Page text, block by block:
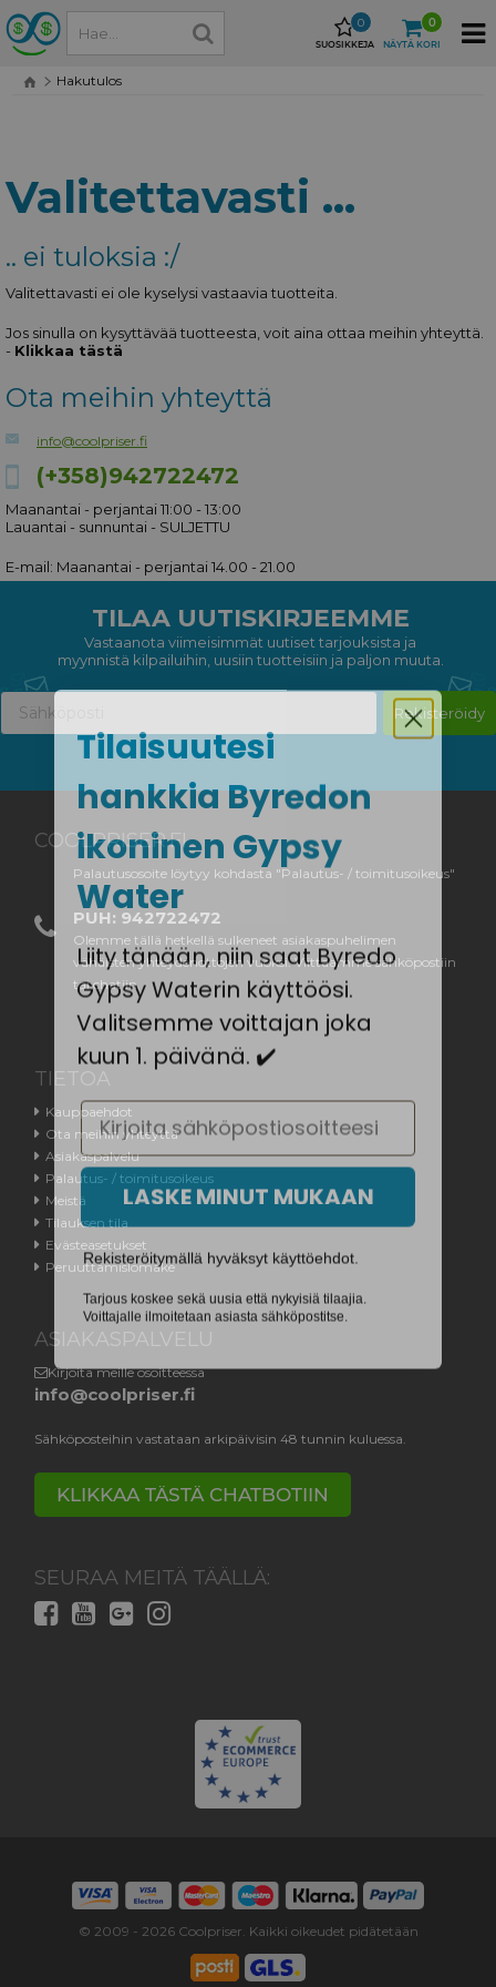
SUOSIKKEJA
0
NÄYTÄ KORI
0
Hakutulos
Valitettavasti ...
.. ei tuloksia :/
Valitettavasti ei ole kyselysi vastaavia tuotteita.
Jos sinulla on kysyttävää tuotteesta, voit aina ottaa meihin yhteyttä.
- Klikkaa tästä
Ota meihin yhteyttä
info@coolpriser.fi
(+358)942722472
Maanantai - perjantai 11:00 - 13:00
Lauantai - sunnuntai - SULJETTU
E-mail: Maanantai - perjantai 14.00 - 21.00
TILAA UUTISKIRJEEMME
Vastaanota viimeisimmät uutiset tarjouksista ja
myynnistä kilpailuihin, uusiin tuotteisiin ja paljon muuta.
Rekisteröidy
COOLPRISER.FI
Palautusosoite löytyy kohdasta "Palautus- / toimitusoikeus"
PUH: 942722472
Olemme tällä hetkellä sulkeneet asiakaspuhelimen
vähäisten yhteydenottojen vuoksi. Viittaamme sähköpostiin
tai chatiin.
TIETOA
Kauppaehdot
Ota meihin yhteyttä
Asiakaspalvelu
Palautus- / toimitusoikeus
Meistä
Tilauksen tila
Evästeasetukset
Peruuttamislomake
ASIAKASPALVELU
Kirjoita meille osoitteessa
info@coolpriser.fi
Sähköposteihin vastataan arkipäivisin 48 tunnin kuluessa.
KLIKKAA TÄSTÄ CHATBOTIIN
SEURAA MEITÄ TÄÄLLÄ:
© 2009 - 2026Coolpriser. Kaikki oikeudet pidätetään
Tilaisuutesi
hankkia Byredon
ikoninen Gypsy
Water
Liity tänään, niin saat Byredo
Gypsy Waterin käyttöösi.
Valitsemme voittajan joka
kuun 1. päivänä. ✔️
Email
LASKE MINUT MUKAAN
Rekisteröitymällä hyväksyt käyttöehdot.
Voittajalle ilmoitetaan asiasta sähköpostitse.